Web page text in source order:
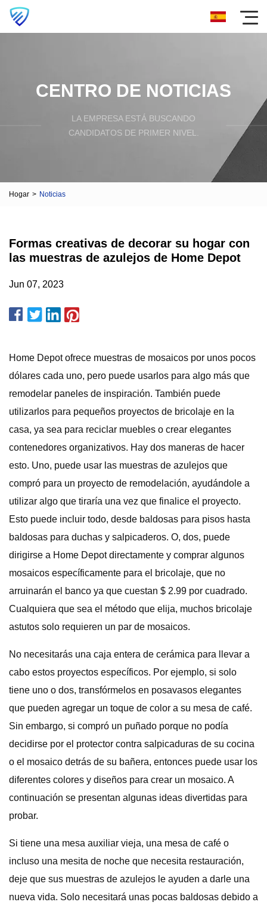
CENTRO DE NOTICIAS
LA EMPRESA ESTÁ BUSCANDO
CANDIDATOS DE PRIMER NIVEL.
Hogar > Noticias
Formas creativas de decorar su hogar con
las muestras de azulejos de Home Depot
Jun 07, 2023
Home Depot ofrece muestras de mosaicos por unos pocos
dólares cada uno, pero puede usarlos para algo más que
remodelar paneles de inspiración. También puede
utilizarlos para pequeños proyectos de bricolaje en la
casa, ya sea para reciclar muebles o crear elegantes
contenedores organizativos. Hay dos maneras de hacer
esto. Uno, puede usar las muestras de azulejos que
compró para un proyecto de remodelación, ayudándole a
utilizar algo que tiraría una vez que finalice el proyecto.
Esto puede incluir todo, desde baldosas para pisos hasta
baldosas para duchas y salpicaderos. O, dos, puede
dirigirse a Home Depot directamente y comprar algunos
mosaicos específicamente para el bricolaje, que no
arruinarán el banco ya que cuestan $ 2.99 por cuadrado.
Cualquiera que sea el método que elija, muchos bricolaje
astutos solo requieren un par de mosaicos.
No necesitarás una caja entera de cerámica para llevar a
cabo estos proyectos específicos. Por ejemplo, si solo
tiene uno o dos, transfórmelos en posavasos elegantes
que pueden agregar un toque de color a su mesa de café.
Sin embargo, si compró un puñado porque no podía
decidirse por el protector contra salpicaduras de su cocina
o el mosaico detrás de su bañera, entonces puede usar los
diferentes colores y diseños para crear un mosaico. A
continuación se presentan algunas ideas divertidas para
probar.
Si tiene una mesa auxiliar vieja, una mesa de café o
incluso una mesita de noche que necesita restauración,
deje que sus muestras de azulejos le ayuden a darle una
nueva vida. Solo necesitará unas pocas baldosas debido a